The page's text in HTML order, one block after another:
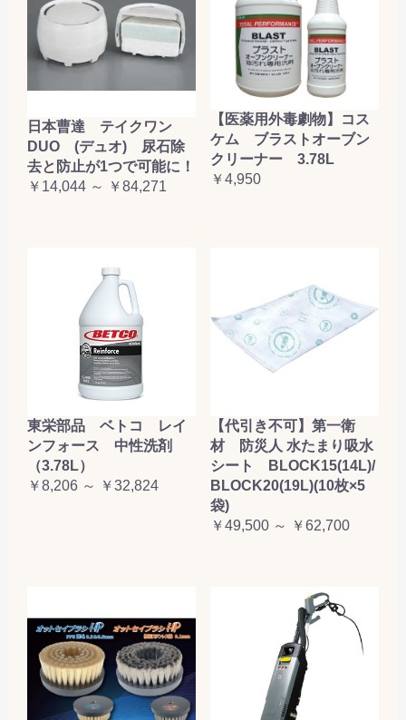
日本曹達 テイクワン
DUO (デュオ) 尿石除
去と防止が1つで可能に！
￥14,044 ～ ￥84,271
【医薬用外毒劇物】コス
ケム ブラストオーブン
クリーナー 3.78L
￥4,950
東栄部品 ベトコ レイ
ンフォース 中性洗剤
（3.78L）
￥8,206 ～ ￥32,824
【代引き不可】第一衛
材 防災人 水たまり吸水
シート BLOCK15(14L)/
BLOCK20(19L)(10枚×5
袋)
￥49,500 ～ ￥62,700